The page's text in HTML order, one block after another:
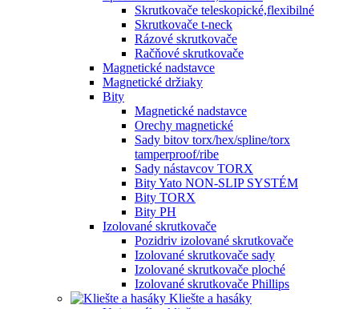
Skrutkovače teleskopické,flexibilné
Skrutkovače t-neck
Rázové skrutkovače
Račňové skrutkovače
Magnetické nadstavce
Magnetické držiaky
Bity
Magnetické nadstavce
Orechy magnetické
Sady bitov torx/hex/spline/torx
tamperproof/ribe
Sady nástavcov TORX
Bity Yato NON-SLIP SYSTÉM
Bity TORX
Bity PH
Izolované skrutkovače
Pozidriv izolované skrutkovače
Izolované skrutkovače sady
Izolované skrutkovače ploché
Izolované skrutkovače Phillips
Kliešte a hasáky